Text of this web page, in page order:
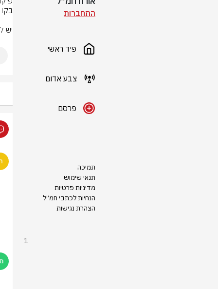
התחברות
פיד ראשי
צבע אדום
פרסם
תמיכה
תנאי שימוש
מדיניות פרטיות
הנחיות לכתבי חמ״ל
הצהרת נגישות
יש
1